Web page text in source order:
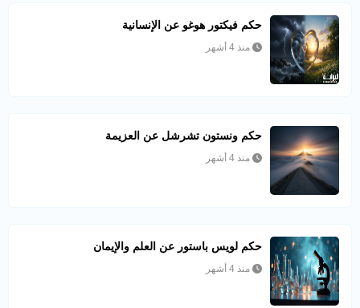
حكم فيكتور هوغو عن الإنسانية
منذ 4 أشهر
حكم ونستون تشرشل عن العزيمة
منذ 4 أشهر
حكم لويس باستور عن العلم والإيمان
منذ 4 أشهر